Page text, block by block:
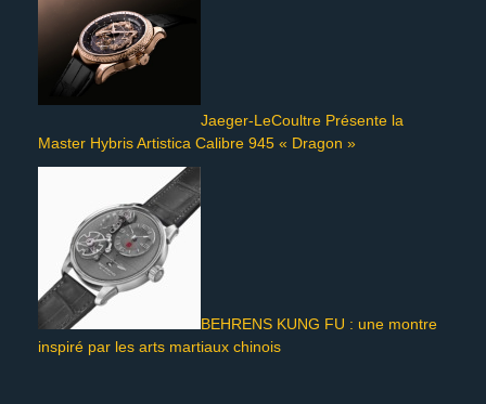
Jaeger-LeCoultre Présente la
Master Hybris Artistica Calibre 945 « Dragon »
BEHRENS KUNG FU : une montre
inspiré par les arts martiaux chinois